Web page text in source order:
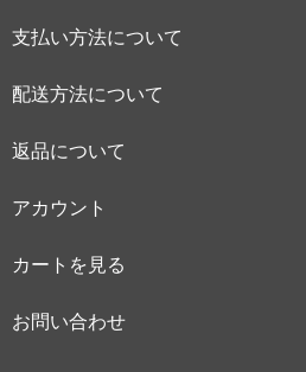
支払い方法について
配送方法について
返品について
アカウント
カートを見る
お問い合わせ